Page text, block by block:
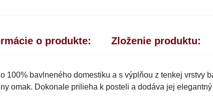
o produkte: Zloženie produktu:
100% bavlneného domestiku a s výplňou z tenkej vrstvy
omak. Dokonale prilieha k posteli a dodáva jej